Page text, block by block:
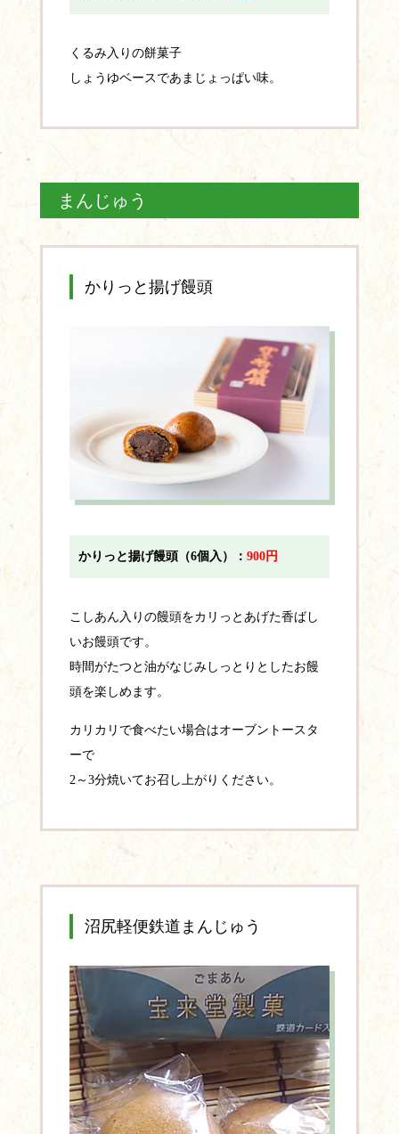
くるみ入りの餅菓子
しょうゆベースであまじょっぱい味。
まんじゅう
かりっと揚げ饅頭
かりっと揚げ饅頭（6個入）： 900円
こしあん入りの饅頭をカリっとあげた香ばし
いお饅頭です。
時間がたつと油がなじみしっとりとしたお饅
頭を楽しめます。
カリカリで食べたい場合はオーブントースタ
ーで
2～3分焼いてお召し上がりください。
沼尻軽便鉄道まんじゅう